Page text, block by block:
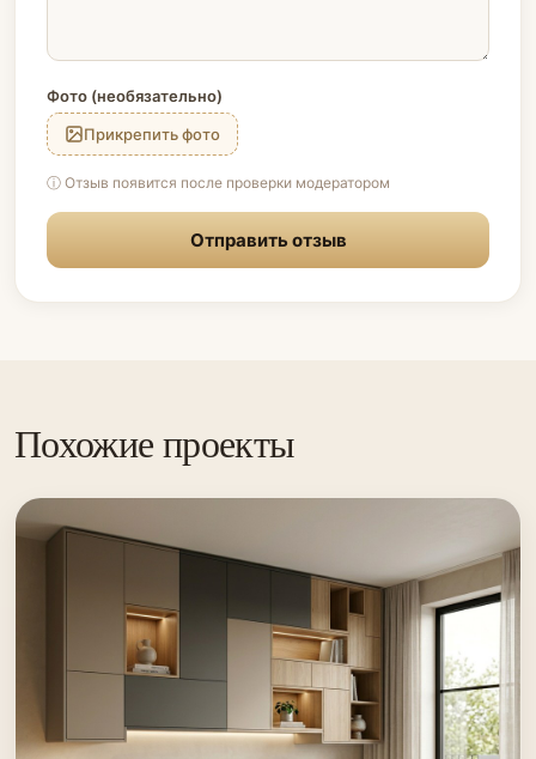
Фото (необязательно)
Прикрепить фото
ⓘ Отзыв появится после проверки модератором
Отправить отзыв
Похожие проекты